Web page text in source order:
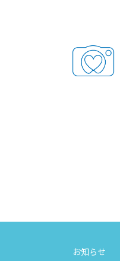
お知らせ